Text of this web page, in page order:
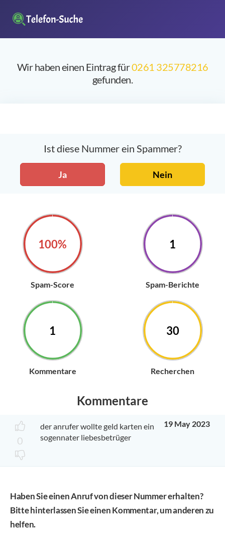
Wir haben einen Eintrag für0261 325778216
gefunden.
Ist diese Nummer ein Spammer?
Ja Nein
100%
Spam-Score
1
Spam-Berichte
1
Kommentare
30
Recherchen
Kommentare
0
19 May 2023
der anrufer wollte geld karten ein
sogennater liebesbetrüger
Haben Sie einen Anruf von dieser Nummer erhalten?
Bitte hinterlassen Sie einen Kommentar, um anderen zu
helfen.